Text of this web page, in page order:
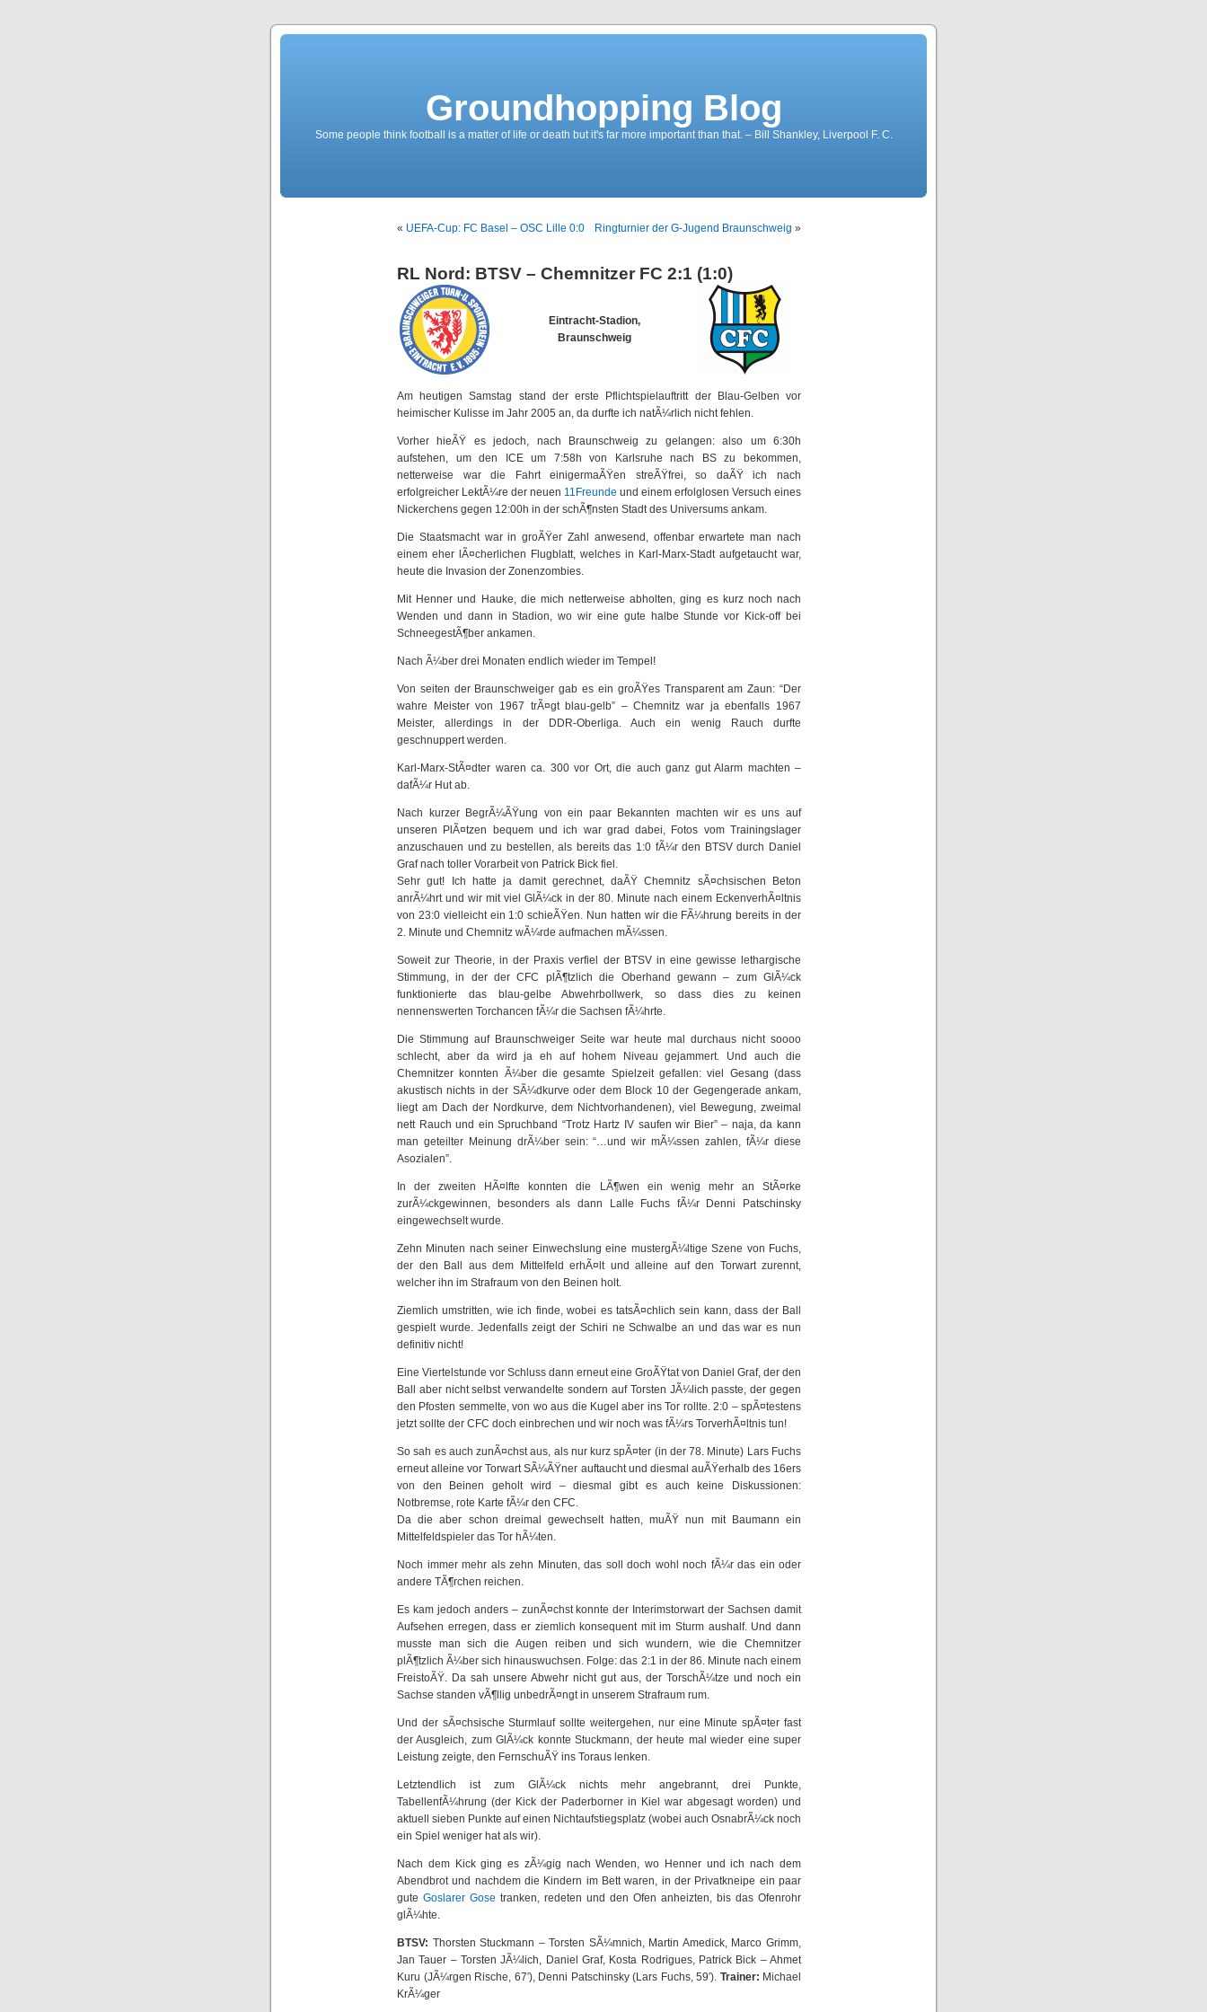
Groundhopping Blog
Some people think football is a matter of life or death but it's far more important than that. – Bill Shankley, Liverpool F. C.
« UEFA-Cup: FC Basel – OSC Lille 0:0 Ringturnier der G-Jugend Braunschweig »
RL Nord: BTSV – Chemnitzer FC 2:1 (1:0)
Eintracht-Stadion,
Braunschweig
Am heutigen Samstag stand der erste Pflichtspielauftritt der Blau-Gelben vor
heimischer Kulisse im Jahr 2005 an, da durfte ich natÃ¼rlich nicht fehlen.
Vorher hieÃŸ es jedoch, nach Braunschweig zu gelangen: also um 6:30h
aufstehen, um den ICE um 7:58h von Karlsruhe nach BS zu bekommen,
netterweise war die Fahrt einigermaÃŸen streÃŸfrei, so daÃŸ ich nach
erfolgreicher LektÃ¼re der neuen 11Freunde und einem erfolglosen Versuch eines
Nickerchens gegen 12:00h in der schÃ¶nsten Stadt des Universums ankam.
Die Staatsmacht war in groÃŸer Zahl anwesend, offenbar erwartete man nach
einem eher lÃ¤cherlichen Flugblatt, welches in Karl-Marx-Stadt aufgetaucht war,
heute die Invasion der Zonenzombies.
Mit Henner und Hauke, die mich netterweise abholten, ging es kurz noch nach
Wenden und dann in Stadion, wo wir eine gute halbe Stunde vor Kick-off bei
SchneegestÃ¶ber ankamen.
Nach Ã¼ber drei Monaten endlich wieder im Tempel!
Von seiten der Braunschweiger gab es ein groÃŸes Transparent am Zaun: “Der
wahre Meister von 1967 trÃ¤gt blau-gelb” – Chemnitz war ja ebenfalls 1967
Meister, allerdings in der DDR-Oberliga. Auch ein wenig Rauch durfte
geschnuppert werden.
Karl-Marx-StÃ¤dter waren ca. 300 vor Ort, die auch ganz gut Alarm machten –
dafÃ¼r Hut ab.
Nach kurzer BegrÃ¼ÃŸung von ein paar Bekannten machten wir es uns auf
unseren PlÃ¤tzen bequem und ich war grad dabei, Fotos vom Trainingslager
anzuschauen und zu bestellen, als bereits das 1:0 fÃ¼r den BTSV durch Daniel
Graf nach toller Vorarbeit von Patrick Bick fiel.
Sehr gut! Ich hatte ja damit gerechnet, daÃŸ Chemnitz sÃ¤chsischen Beton
anrÃ¼hrt und wir mit viel GlÃ¼ck in der 80. Minute nach einem EckenverhÃ¤ltnis
von 23:0 vielleicht ein 1:0 schieÃŸen. Nun hatten wir die FÃ¼hrung bereits in der
2. Minute und Chemnitz wÃ¼rde aufmachen mÃ¼ssen.
Soweit zur Theorie, in der Praxis verfiel der BTSV in eine gewisse lethargische
Stimmung, in der der CFC plÃ¶tzlich die Oberhand gewann – zum GlÃ¼ck
funktionierte das blau-gelbe Abwehrbollwerk, so dass dies zu keinen
nennenswerten Torchancen fÃ¼r die Sachsen fÃ¼hrte.
Die Stimmung auf Braunschweiger Seite war heute mal durchaus nicht soooo
schlecht, aber da wird ja eh auf hohem Niveau gejammert. Und auch die
Chemnitzer konnten Ã¼ber die gesamte Spielzeit gefallen: viel Gesang (dass
akustisch nichts in der SÃ¼dkurve oder dem Block 10 der Gegengerade ankam,
liegt am Dach der Nordkurve, dem Nichtvorhandenen), viel Bewegung, zweimal
nett Rauch und ein Spruchband “Trotz Hartz IV saufen wir Bier” – naja, da kann
man geteilter Meinung drÃ¼ber sein: “…und wir mÃ¼ssen zahlen, fÃ¼r diese
Asozialen”.
In der zweiten HÃ¤lfte konnten die LÃ¶wen ein wenig mehr an StÃ¤rke
zurÃ¼ckgewinnen, besonders als dann Lalle Fuchs fÃ¼r Denni Patschinsky
eingewechselt wurde.
Zehn Minuten nach seiner Einwechslung eine mustergÃ¼ltige Szene von Fuchs,
der den Ball aus dem Mittelfeld erhÃ¤lt und alleine auf den Torwart zurennt,
welcher ihn im Strafraum von den Beinen holt.
Ziemlich umstritten, wie ich finde, wobei es tatsÃ¤chlich sein kann, dass der Ball
gespielt wurde. Jedenfalls zeigt der Schiri ne Schwalbe an und das war es nun
definitiv nicht!
Eine Viertelstunde vor Schluss dann erneut eine GroÃŸtat von Daniel Graf, der den
Ball aber nicht selbst verwandelte sondern auf Torsten JÃ¼lich passte, der gegen
den Pfosten semmelte, von wo aus die Kugel aber ins Tor rollte. 2:0 – spÃ¤testens
jetzt sollte der CFC doch einbrechen und wir noch was fÃ¼rs TorverhÃ¤ltnis tun!
So sah es auch zunÃ¤chst aus, als nur kurz spÃ¤ter (in der 78. Minute) Lars Fuchs
erneut alleine vor Torwart SÃ¼ÃŸner auftaucht und diesmal auÃŸerhalb des 16ers
von den Beinen geholt wird – diesmal gibt es auch keine Diskussionen:
Notbremse, rote Karte fÃ¼r den CFC.
Da die aber schon dreimal gewechselt hatten, muÃŸ nun mit Baumann ein
Mittelfeldspieler das Tor hÃ¼ten.
Noch immer mehr als zehn Minuten, das soll doch wohl noch fÃ¼r das ein oder
andere TÃ¶rchen reichen.
Es kam jedoch anders – zunÃ¤chst konnte der Interimstorwart der Sachsen damit
Aufsehen erregen, dass er ziemlich konsequent mit im Sturm aushalf. Und dann
musste man sich die Augen reiben und sich wundern, wie die Chemnitzer
plÃ¶tzlich Ã¼ber sich hinauswuchsen. Folge: das 2:1 in der 86. Minute nach einem
FreistoÃŸ. Da sah unsere Abwehr nicht gut aus, der TorschÃ¼tze und noch ein
Sachse standen vÃ¶llig unbedrÃ¤ngt in unserem Strafraum rum.
Und der sÃ¤chsische Sturmlauf sollte weitergehen, nur eine Minute spÃ¤ter fast
der Ausgleich, zum GlÃ¼ck konnte Stuckmann, der heute mal wieder eine super
Leistung zeigte, den FernschuÃŸ ins Toraus lenken.
Letztendlich ist zum GlÃ¼ck nichts mehr angebrannt, drei Punkte,
TabellenfÃ¼hrung (der Kick der Paderborner in Kiel war abgesagt worden) und
aktuell sieben Punkte auf einen Nichtaufstiegsplatz (wobei auch OsnabrÃ¼ck noch
ein Spiel weniger hat als wir).
Nach dem Kick ging es zÃ¼gig nach Wenden, wo Henner und ich nach dem
Abendbrot und nachdem die Kindern im Bett waren, in der Privatkneipe ein paar
gute Goslarer Gose tranken, redeten und den Ofen anheizten, bis das Ofenrohr
glÃ¼hte.
BTSV: Thorsten Stuckmann – Torsten SÃ¼mnich, Martin Amedick, Marco Grimm,
Jan Tauer – Torsten JÃ¼lich, Daniel Graf, Kosta Rodrigues, Patrick Bick – Ahmet
Kuru (JÃ¼rgen Rische, 67′), Denni Patschinsky (Lars Fuchs, 59′). Trainer: Michael
KrÃ¼ger